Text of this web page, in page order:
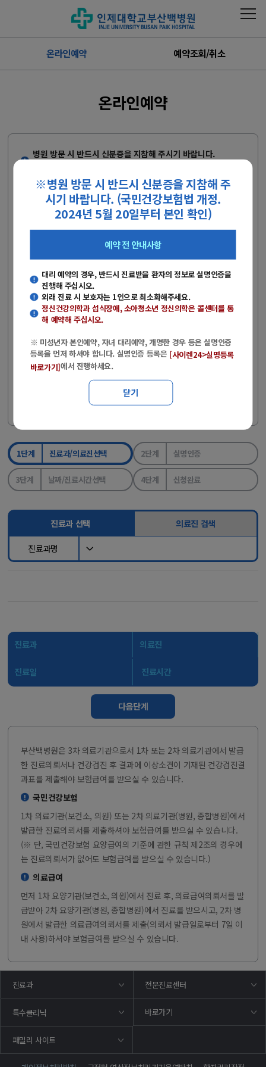
온라인예약 예약조회/취소
※병원 방문 시 반드시 신분증을 지참해 주
시기 바랍니다. (국민건강보험법 개정.
2024년 5월 20일부터 본인 확인)
예약 전 안내사항
대리 예약의 경우, 반드시 진료받을 환자의 정보로 실명인증을
진행해 주십시오.
외래 진료 시 보호자는 1인으로 최소화해주세요.
정신건강의학과 섭식장애, 소아청소년 정신의학은 콜센터를 통
해 예약해 주십시오.
※ 미성년자 본인예약, 자녀 대리예약, 개명한 경우 등은 실명인증
등록을 먼저 하셔야 합니다. 실명인증 등록은 [사이렌24>실명등록
바로가기]에서 진행하세요.
닫기
온라인예약
병원 방문 시 반드시 신분증을 지참해 주시기 바랍니다.
보호자께서 대리 예약을 하시는 경우, 반드시 진료받을 환자의
정보로 실명인증을 진행해 주십시오
정신건강의학과 섭식장애, 소아청소년 정신의학은 콜센터를 통
외래진료 예약 전 안내사항
- 인터넷 예약은 신청일 기준 2일 이후의 진료부터 예약 가능합니다.
(주말·공휴일 제외)
- 당일 외래 진료를 원하는 경우에는 콜센터로 전화문의 후 방문해주
시기 바랍니다.
- 전화예약 : 051-890-6114
※ 미성년자 본인예약, 자녀 대리예약, 개명한 경우 등은 실명인증
등록을 먼저 하셔야 합니다.
[사이렌24>실명등록 바로가기]
1단계 진료과/의료진선택 2단계 실명인증
3단계 날짜/진료시간선택 4단계 신청완료
진료과 선택 의료진 검색
진료과명
진료과 의료진
진료일 진료시간
다음단계
부산백병원은 3차 의료기관으로서 1차 또는 2차 의료기관에서 발급
한 진료의뢰서나 건강검진 후 결과에 이상소견이 기재된 건강검진결
과표를 제출해야 보험급여를 받으실 수 있습니다.
국민건강보험
1차 의료기관(보건소, 의원) 또는 2차 의료기관(병원, 종합병원)에서
발급한 진료의뢰서를 제출하셔야 보험급여를 받으실 수 있습니다.
(※ 단, 국민건강보험 요양급여의 기준에 관한 규칙 제2조의 경우에
는 진료의뢰서가 없어도 보험급여를 받으실 수 있습니다.)
의료급여
먼저 1차 요양기관(보건소, 의원)에서 진료 후, 의료급여의뢰서를 발
급받아 2차 요양기관(병원, 종합병원)에서 진료를 받으시고, 2차 병
원에서 발급한 의료급여의뢰서를 제출(의뢰서 발급일로부터 7일 이
내 사용)하셔야 보험급여를 받으실 수 있습니다.
진료과 전문진료센터
특수클리닉 바로가기
패밀리 사이트